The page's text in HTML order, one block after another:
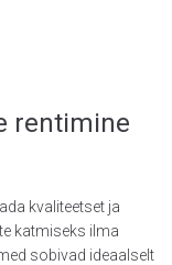
rentimine
kvaliteetset ja
katmiseks ilma
sobivad ideaalselt